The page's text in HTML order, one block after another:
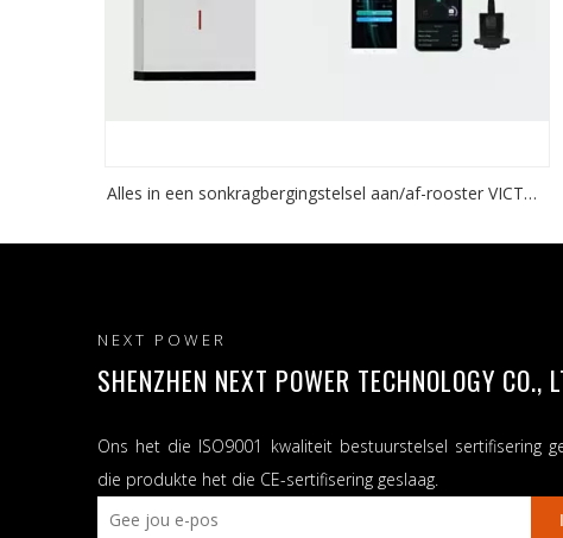
Alles in een sonkragbergingstelsel aan/af-rooster VICTOR
NEXT POWER
SHENZHEN NEXT POWER TECHNOLOGY CO.,
Ons het die ISO9001 kwaliteit bestuurstelsel sertifisering
die produkte het die CE-sertifisering geslaag.